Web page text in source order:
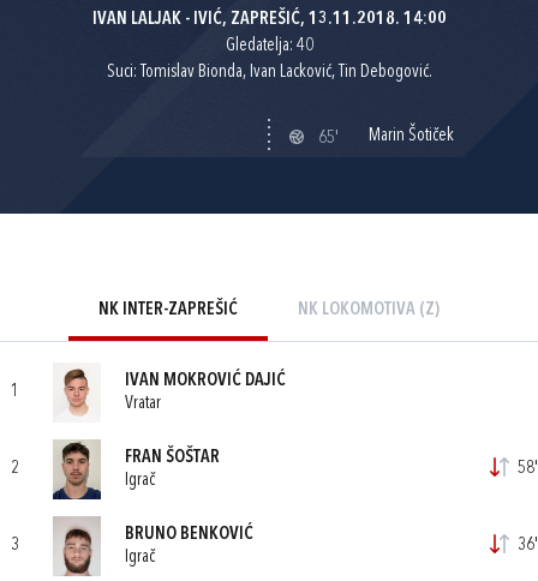
IVAN LALJAK - IVIĆ, ZAPREŠIĆ, 13.11.2018. 14:00
Gledatelja: 40
Suci: Tomislav Bionda, Ivan Lacković, Tin Debogović.
65' Marin Šotiček
NK INTER-ZAPREŠIĆ NK LOKOMOTIVA (Z)
1
IVAN MOKROVIĆ DAJIĆ
Vratar
2
FRAN ŠOŠTAR
Igrač
58'
3
BRUNO BENKOVIĆ
Igrač
36'